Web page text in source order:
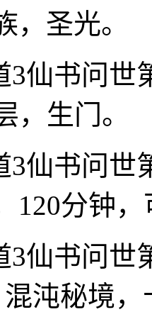
，圣光。
3仙书问世
，生门。
3仙书问世
120分钟
3仙书问世
沌秘境，